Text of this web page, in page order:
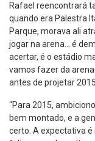
Rafael reencontrará
quando era Palestra
Parque, morava ali
jogar na arena… é
acertar, é o estádio
vamos fazer da arena
antes de projetar
“Para 2015,
bem montado, e a
certo. A expectativa